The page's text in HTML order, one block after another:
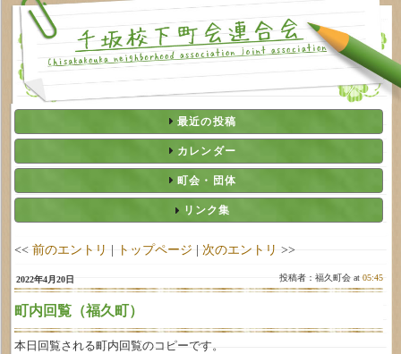
最近の投稿
カレンダー
町会・団体
リンク集
<< 前のエントリ | トップページ | 次のエントリ >>
2022年4月20日 投稿者：福久町会 at05:45
町内回覧（福久町）
本日回覧される町内回覧のコピーです。